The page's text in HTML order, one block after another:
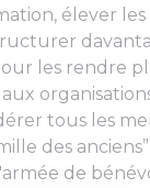
élever les
les rendre
tous les
des
de